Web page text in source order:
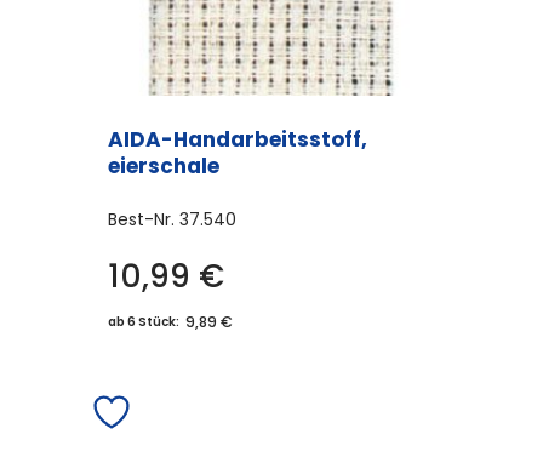
AIDA-Handarbeitsstoff,
eierschale
Best-Nr. 37.540
10,99 €
ab 6 Stück: 9,89 €